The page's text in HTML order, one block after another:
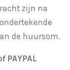
zijn na
de huursom.
PAYPAL